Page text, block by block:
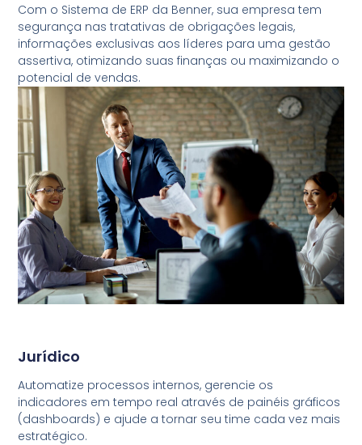
Com o Sistema de ERP da Benner, sua empresa tem
segurança nas tratativas de obrigações legais,
informações exclusivas aos líderes para uma gestão
assertiva, otimizando suas finanças ou maximizando o
potencial de vendas.
Jurídico
Automatize processos internos, gerencie os
indicadores em tempo real através de painéis gráficos
(dashboards) e ajude a tornar seu time cada vez mais
estratégico.